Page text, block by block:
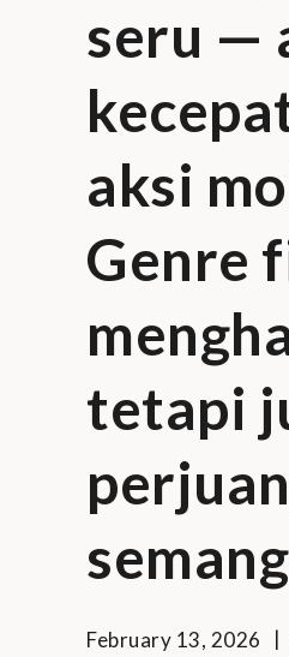
seru —
aksi
Genre
tetapi
February 13, 2026